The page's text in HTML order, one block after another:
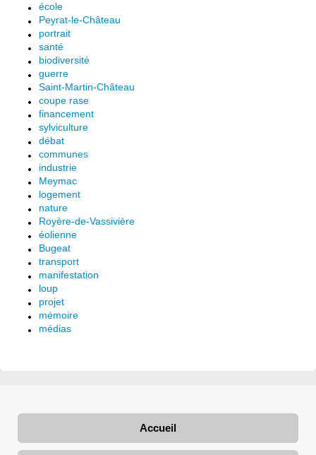
école
Peyrat-le-Château
portrait
santé
biodiversité
guerre
Saint-Martin-Château
coupe rase
financement
sylviculture
débat
communes
industrie
Meymac
logement
nature
Royère-de-Vassivière
éolienne
Bugeat
transport
manifestation
loup
projet
mémoire
médias
Accueil